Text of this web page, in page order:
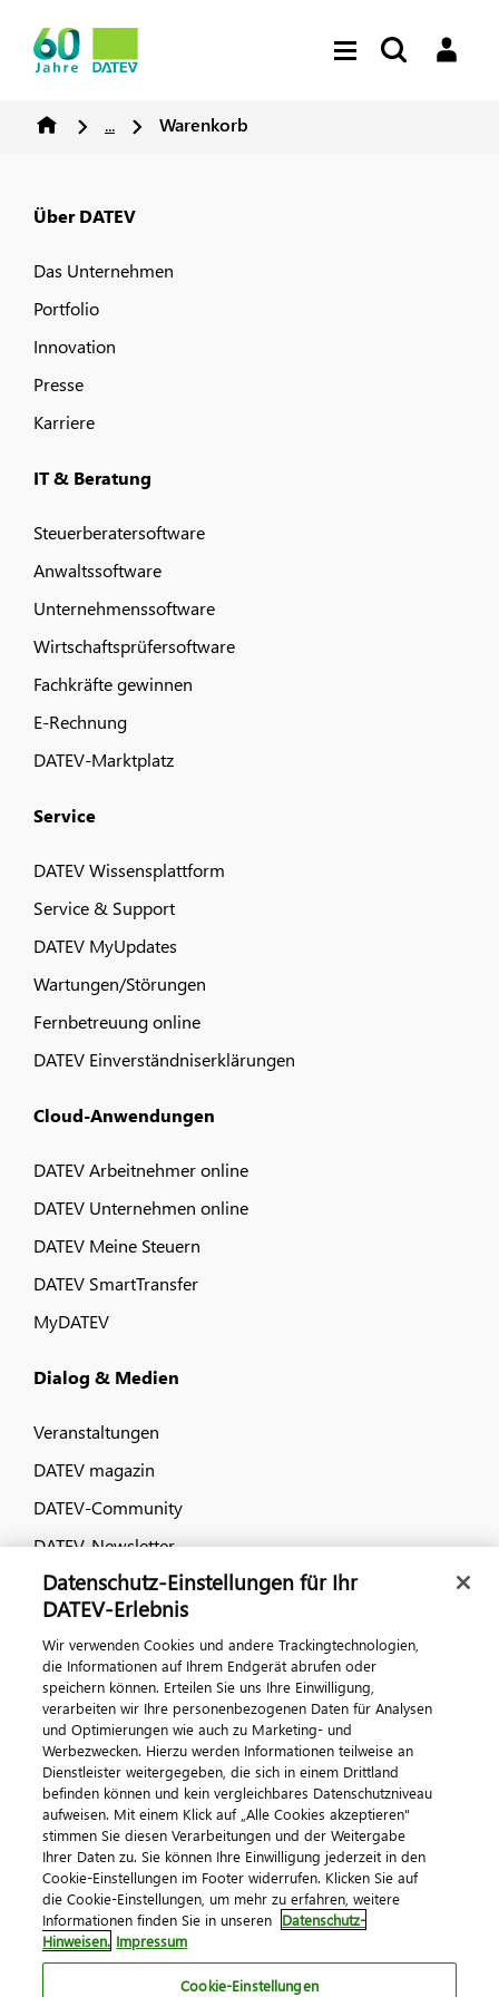
... Warenkorb
Über DATEV
Das Unternehmen
Portfolio
Innovation
Presse
Karriere
IT & Beratung
Steuerberatersoftware
Anwaltssoftware
Unternehmenssoftware
Wirtschaftsprüfersoftware
Fachkräfte gewinnen
E-Rechnung
DATEV-Marktplatz
Service
DATEV Wissensplattform
Service & Support
DATEV MyUpdates
Wartungen/Störungen
Fernbetreuung online
DATEV Einverständniserklärungen
Cloud-Anwendungen
DATEV Arbeitnehmer online
DATEV Unternehmen online
DATEV Meine Steuern
DATEV SmartTransfer
MyDATEV
Dialog & Medien
Veranstaltungen
DATEV magazin
DATEV-Community
DATEV-Newsletter
Kontaktieren Sie uns
© 2026 DATEV eG
ImpressumDatenschutzAGB Kontakt
Cookie-Einstellungen
Datenschutz-Einstellungen für Ihr
DATEV-Erlebnis
Wir verwenden Cookies und andere Trackingtechnologien,
die Informationen auf Ihrem Endgerät abrufen oder
speichern können. Erteilen Sie uns Ihre Einwilligung,
verarbeiten wir Ihre personenbezogenen Daten für Analysen
und Optimierungen wie auch zu Marketing- und
Werbezwecken. Hierzu werden Informationen teilweise an
Dienstleister weitergegeben, die sich in einem Drittland
befinden können und kein vergleichbares Datenschutzniveau
aufweisen. Mit einem Klick auf „Alle Cookies akzeptieren"
stimmen Sie diesen Verarbeitungen und der Weitergabe
Ihrer Daten zu. Sie können Ihre Einwilligung jederzeit in den
Cookie-Einstellungen im Footer widerrufen. Klicken Sie auf
die Cookie-Einstellungen, um mehr zu erfahren, weitere
Informationen finden Sie in unseren Datenschutz-
Hinweisen. Impressum
Cookie-Einstellungen